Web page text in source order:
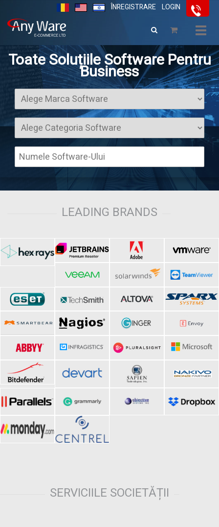
LOGIN
ÎNREGISTRARE
Toate Soluțiile Software Pentru
Business
LEADING BRANDS
SERVICIILE SOCIETĂȚII